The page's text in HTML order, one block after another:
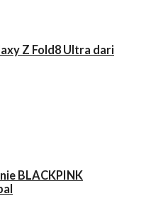
Z Fold8 Ultra dari
BLACKPINK